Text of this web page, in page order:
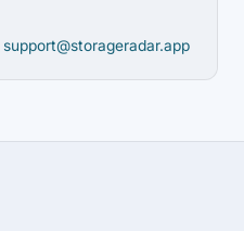
support@storageradar.app